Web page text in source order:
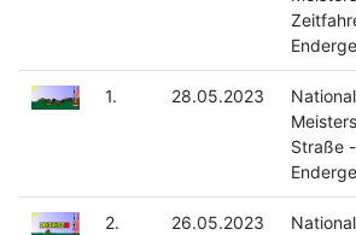
1. 28.05.2023
Straße -
2. 26.05.2023